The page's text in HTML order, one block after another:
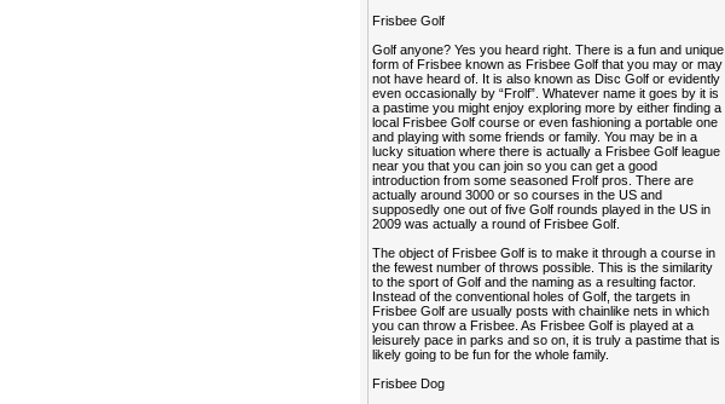
Frisbee Golf
Golf anyone? Yes you heard right. There is a fun and unique
form of Frisbee known as Frisbee Golf that you may or may
not have heard of. It is also known as Disc Golf or evidently
even occasionally by “Frolf”. Whatever name it goes by it is
a pastime you might enjoy exploring more by either finding a
local Frisbee Golf course or even fashioning a portable one
and playing with some friends or family. You may be in a
lucky situation where there is actually a Frisbee Golf league
near you that you can join so you can get a good
introduction from some seasoned Frolf pros. There are
actually around 3000 or so courses in the US and
supposedly one out of five Golf rounds played in the US in
2009 was actually a round of Frisbee Golf.
The object of Frisbee Golf is to make it through a course in
the fewest number of throws possible. This is the similarity
to the sport of Golf and the naming as a resulting factor.
Instead of the conventional holes of Golf, the targets in
Frisbee Golf are usually posts with chainlike nets in which
you can throw a Frisbee. As Frisbee Golf is played at a
leisurely pace in parks and so on, it is truly a pastime that is
likely going to be fun for the whole family.
Frisbee Dog